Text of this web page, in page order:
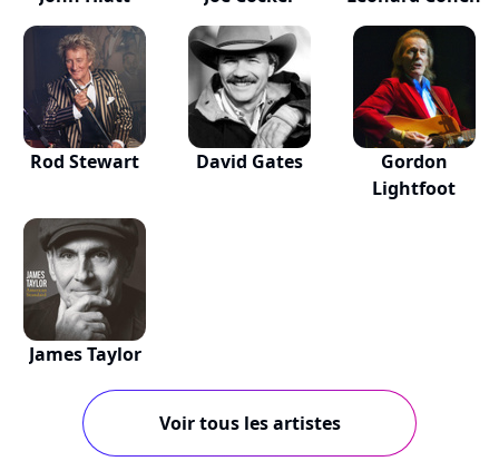
Rod Stewart David Gates
Gordon
Lightfoot
James Taylor
Voir tous les artistes